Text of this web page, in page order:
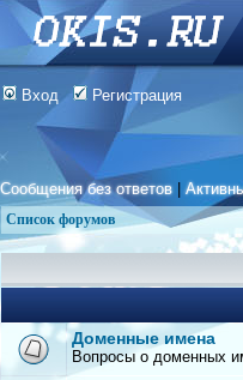
Вход Регистрация
Сообщения без ответов |
Список форумов
Доменные имена
Вопросы о доменных